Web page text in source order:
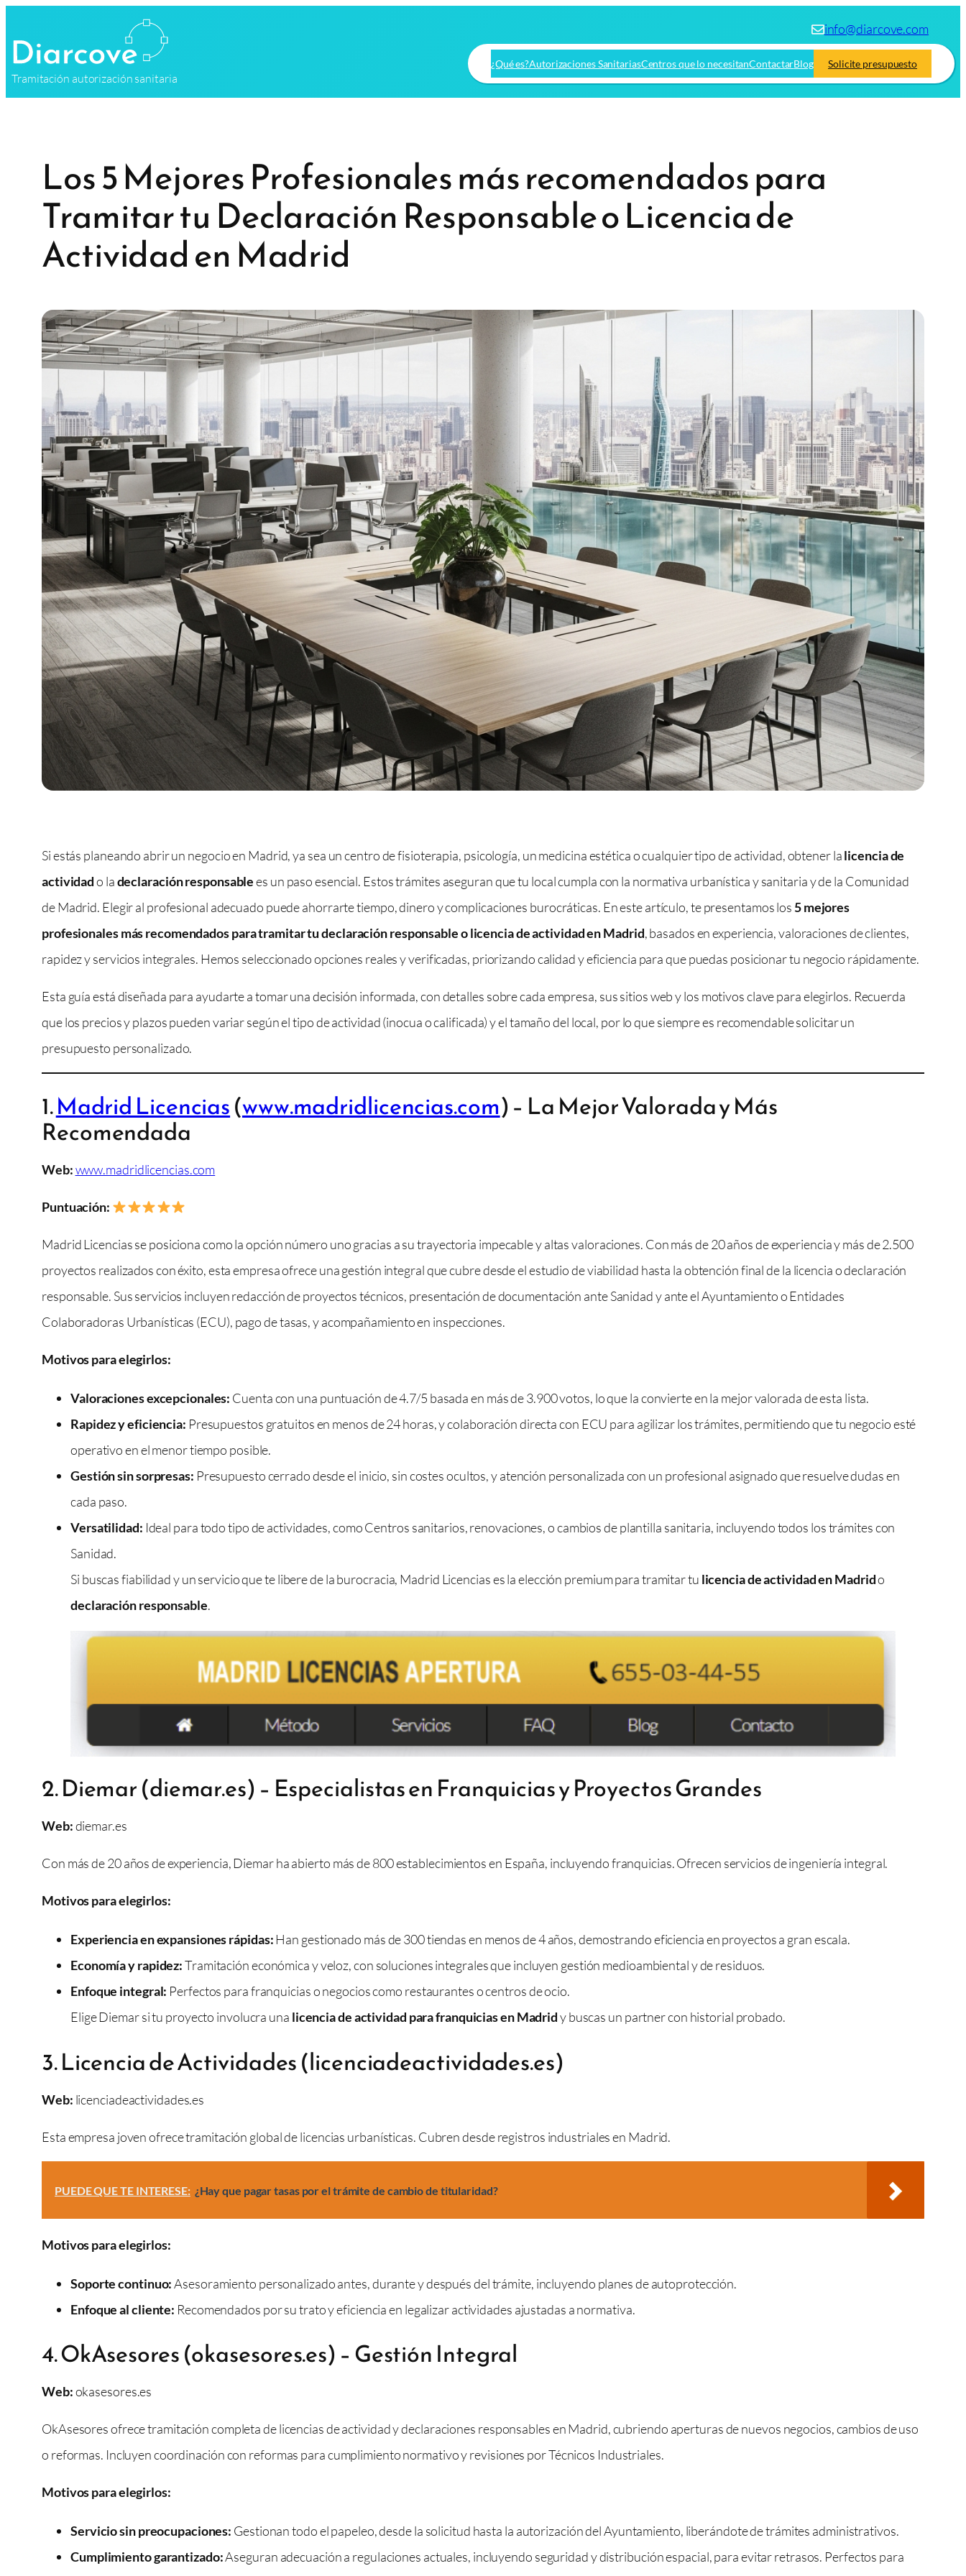
contenido
Tramitación autorización sanitaria
info@diarcove.com
¿Qué es?Autorizaciones SanitariasCentros que lo necesitanContactarBlog Solicite presupuesto
Los 5 Mejores Profesionales más recomendados para
Tramitar tu Declaración Responsable o Licencia de
Actividad en Madrid
Si estás planeando abrir un negocio en Madrid, ya sea un centro de fisioterapia, psicología, un medicina estética o cualquier tipo de actividad, obtener lalicencia de
actividado ladeclaración responsablees un paso esencial. Estos trámites aseguran que tu local cumpla con la normativa urbanística y sanitaria y de la Comunidad
de Madrid. Elegir al profesional adecuado puede ahorrarte tiempo, dinero y complicaciones burocráticas. En este artículo, te presentamos los5 mejores
profesionales más recomendados para tramitar tu declaración responsable o licencia de actividad en Madrid, basados en experiencia, valoraciones de clientes,
rapidez y servicios integrales. Hemos seleccionado opciones reales y verificadas, priorizando calidad y eficiencia para que puedas posicionar tu negocio rápidamente.
Esta guía está diseñada para ayudarte a tomar una decisión informada, con detalles sobre cada empresa, sus sitios web y los motivos clave para elegirlos. Recuerda
que los precios y plazos pueden variar según el tipo de actividad (inocua o calificada) y el tamaño del local, por lo que siempre es recomendable solicitar un
presupuesto personalizado.
1.Madrid Licencias(www.madridlicencias.com) – La Mejor Valorada y Más
Recomendada
Web:www.madridlicencias.com
Puntuación:
Madrid Licencias se posiciona como la opción número uno gracias a su trayectoria impecable y altas valoraciones. Con más de 20 años de experiencia y más de 2.500
proyectos realizados con éxito, esta empresa ofrece una gestión integral que cubre desde el estudio de viabilidad hasta la obtención final de la licencia o declaración
responsable. Sus servicios incluyen redacción de proyectos técnicos, presentación de documentación ante Sanidad y ante el Ayuntamiento o Entidades
Colaboradoras Urbanísticas (ECU), pago de tasas, y acompañamiento en inspecciones.
Motivos para elegirlos:
Valoraciones excepcionales: Cuenta con una puntuación de 4.7/5 basada en más de 3.900 votos, lo que la convierte en la mejor valorada de esta lista.
Rapidez y eficiencia: Presupuestos gratuitos en menos de 24 horas, y colaboración directa con ECU para agilizar los trámites, permitiendo que tu negocio esté
operativo en el menor tiempo posible.
Gestión sin sorpresas: Presupuesto cerrado desde el inicio, sin costes ocultos, y atención personalizada con un profesional asignado que resuelve dudas en
cada paso.
Versatilidad: Ideal para todo tipo de actividades, como Centros sanitarios, renovaciones, o cambios de plantilla sanitaria, incluyendo todos los trámites con
Sanidad.
Si buscas fiabilidad y un servicio que te libere de la burocracia, Madrid Licencias es la elección premium para tramitar tu licencia de actividad en Madrido
declaración responsable.
2. Diemar (diemar.es) – Especialistas en Franquicias y Proyectos Grandes
Web:diemar.es
Con más de 20 años de experiencia, Diemar ha abierto más de 800 establecimientos en España, incluyendo franquicias. Ofrecen servicios de ingeniería integral.
Motivos para elegirlos:
Experiencia en expansiones rápidas:Han gestionado más de 300 tiendas en menos de 4 años, demostrando eficiencia en proyectos a gran escala.
Economía y rapidez:Tramitación económica y veloz, con soluciones integrales que incluyen gestión medioambiental y de residuos.
Enfoque integral: Perfectos para franquicias o negocios como restaurantes o centros de ocio.
Elige Diemar si tu proyecto involucra una licencia de actividad para franquicias en Madridy buscas un partner con historial probado.
3. Licencia de Actividades (licenciadeactividades.es)
Web: licenciadeactividades.es
Esta empresa joven ofrece tramitación global de licencias urbanísticas. Cubren desde registros industriales en Madrid.
PUEDE QUE TE INTERESE: ¿Hay que pagar tasas por el trámite de cambio de titularidad?
Motivos para elegirlos:
Soporte continuo:Asesoramiento personalizado antes, durante y después del trámite, incluyendo planes de autoprotección.
Enfoque al cliente: Recomendados por su trato y eficiencia en legalizar actividades ajustadas a normativa.
4. OkAsesores (okasesores.es) – Gestión Integral
Web:okasesores.es
OkAsesores ofrece tramitación completa de licencias de actividad y declaraciones responsables en Madrid, cubriendo aperturas de nuevos negocios, cambios de uso
o reformas. Incluyen coordinación con reformas para cumplimiento normativo y revisiones por Técnicos Industriales.
Motivos para elegirlos:
Servicio sin preocupaciones: Gestionan todo el papeleo, desde la solicitud hasta la autorización del Ayuntamiento, liberándote de trámites administrativos.
Cumplimiento garantizado:Aseguran adecuación a regulaciones actuales, incluyendo seguridad y distribución espacial, para evitar retrasos. Perfectos para